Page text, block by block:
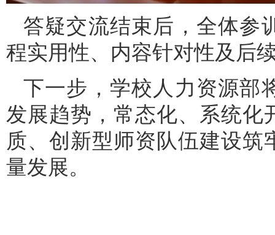
答疑交流结束后，全体参
程实用性、内容针对性及后
下一步，学校人力资源部
发展趋势，常态化、系统化
质、创新型师资队伍建设
量发展。